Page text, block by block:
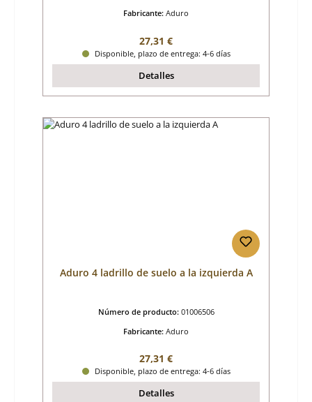
Fabricante: Aduro
Precio normal:
27,31 €
Disponible, plazo de entrega: 4-6 días
Detalles
Aduro 4 ladrillo de suelo a la izquierda A
Número de producto: 01006506
Fabricante: Aduro
Precio normal:
27,31 €
Disponible, plazo de entrega: 4-6 días
Detalles